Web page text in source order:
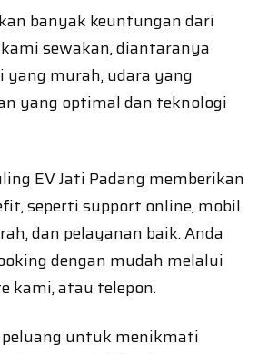
banyak keuntungan dari
sewakan, diantaranya
murah, udara yang
yang optimal dan teknologi
EV Jati Padang memberikan
seperti support online, mobil
dan pelayanan baik. Anda
dengan mudah melalui
kami, atau telepon.
untuk menikmati